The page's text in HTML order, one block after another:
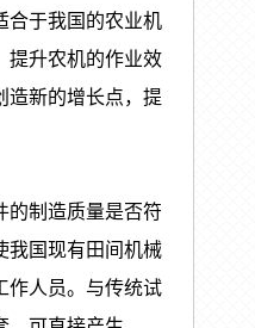
合于我国的农业机
提升农机的作业效
造新的增长点，提
的制造质量是否符
我国现有田间机械
作人员。与传统试